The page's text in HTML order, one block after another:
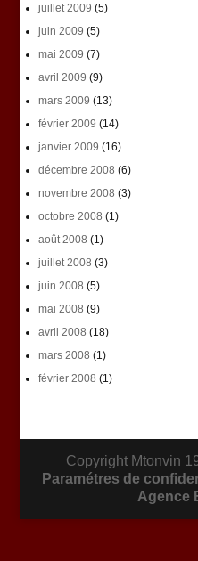
juillet 2009 (5)
juin 2009 (5)
mai 2009 (7)
avril 2009 (9)
mars 2009 (13)
février 2009 (14)
janvier 2009 (16)
décembre 2008 (6)
novembre 2008 (3)
octobre 2008 (1)
août 2008 (1)
juillet 2008 (3)
juin 2008 (5)
mai 2008 (9)
avril 2008 (18)
mars 2008 (1)
février 2008 (1)
Copyright Mtonvin
Paramétres de
Agence